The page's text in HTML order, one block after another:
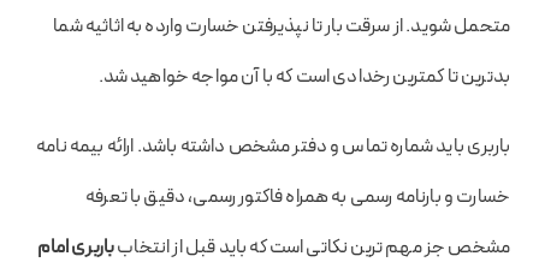
متحمل شوید. از سرقت بار تا نپذیرفتن خسارت وارده به اثاثیه شما
بدترین تا کمترین رخدادی است که با آن مواجه خواهید شد.
باربری باید شماره تماس و دفتر مشخص داشته باشد. ارائه بیمه نامه
خسارت و بارنامه رسمی به همراه فاکتور رسمی، دقیق با تعرفه
مشخص جز مهم ترین نکاتی است که باید قبل از انتخابباربری امام